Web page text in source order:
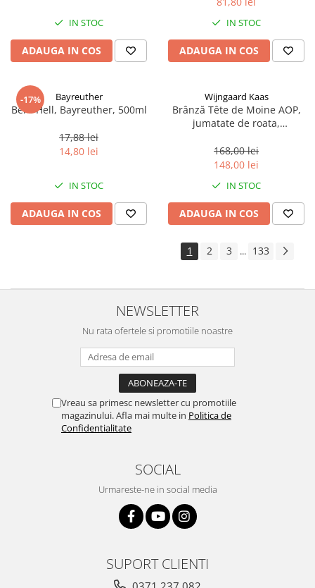
IN STOC
ADAUGA IN COS
IN STOC
ADAUGA IN COS
-17% Bayreuther
Bere Hell, Bayreuther, 500ml
17,88 lei
14,80 lei
IN STOC
ADAUGA IN COS
Wijngaard Kaas
Brânză Tête de Moine AOP,
jumatate de roata,
168,00 lei
148,00 lei
IN STOC
ADAUGA IN COS
1 2 3 ... 133
NEWSLETTER
Nu rata ofertele si promotiile noastre
Vreau sa primesc newsletter cu promotiile
magazinului. Afla mai multe in Politica de
Confidentialitate
SOCIAL
Urmareste-ne in social media
SUPORT CLIENTI